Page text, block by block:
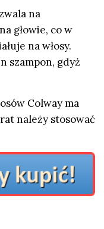
na
głowie, co w
na włosy.
szampon, gdyż
Colway ma
należy stosować